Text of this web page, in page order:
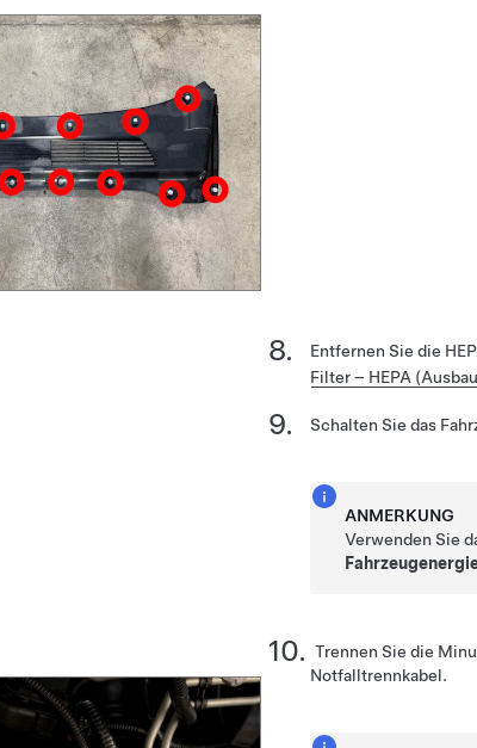
Entfernen Sie die
Filter – HEPA
Schalten Sie das
ANMERKUNG
Verwenden Sie
Trennen Sie die
Notfalltrennkabel.